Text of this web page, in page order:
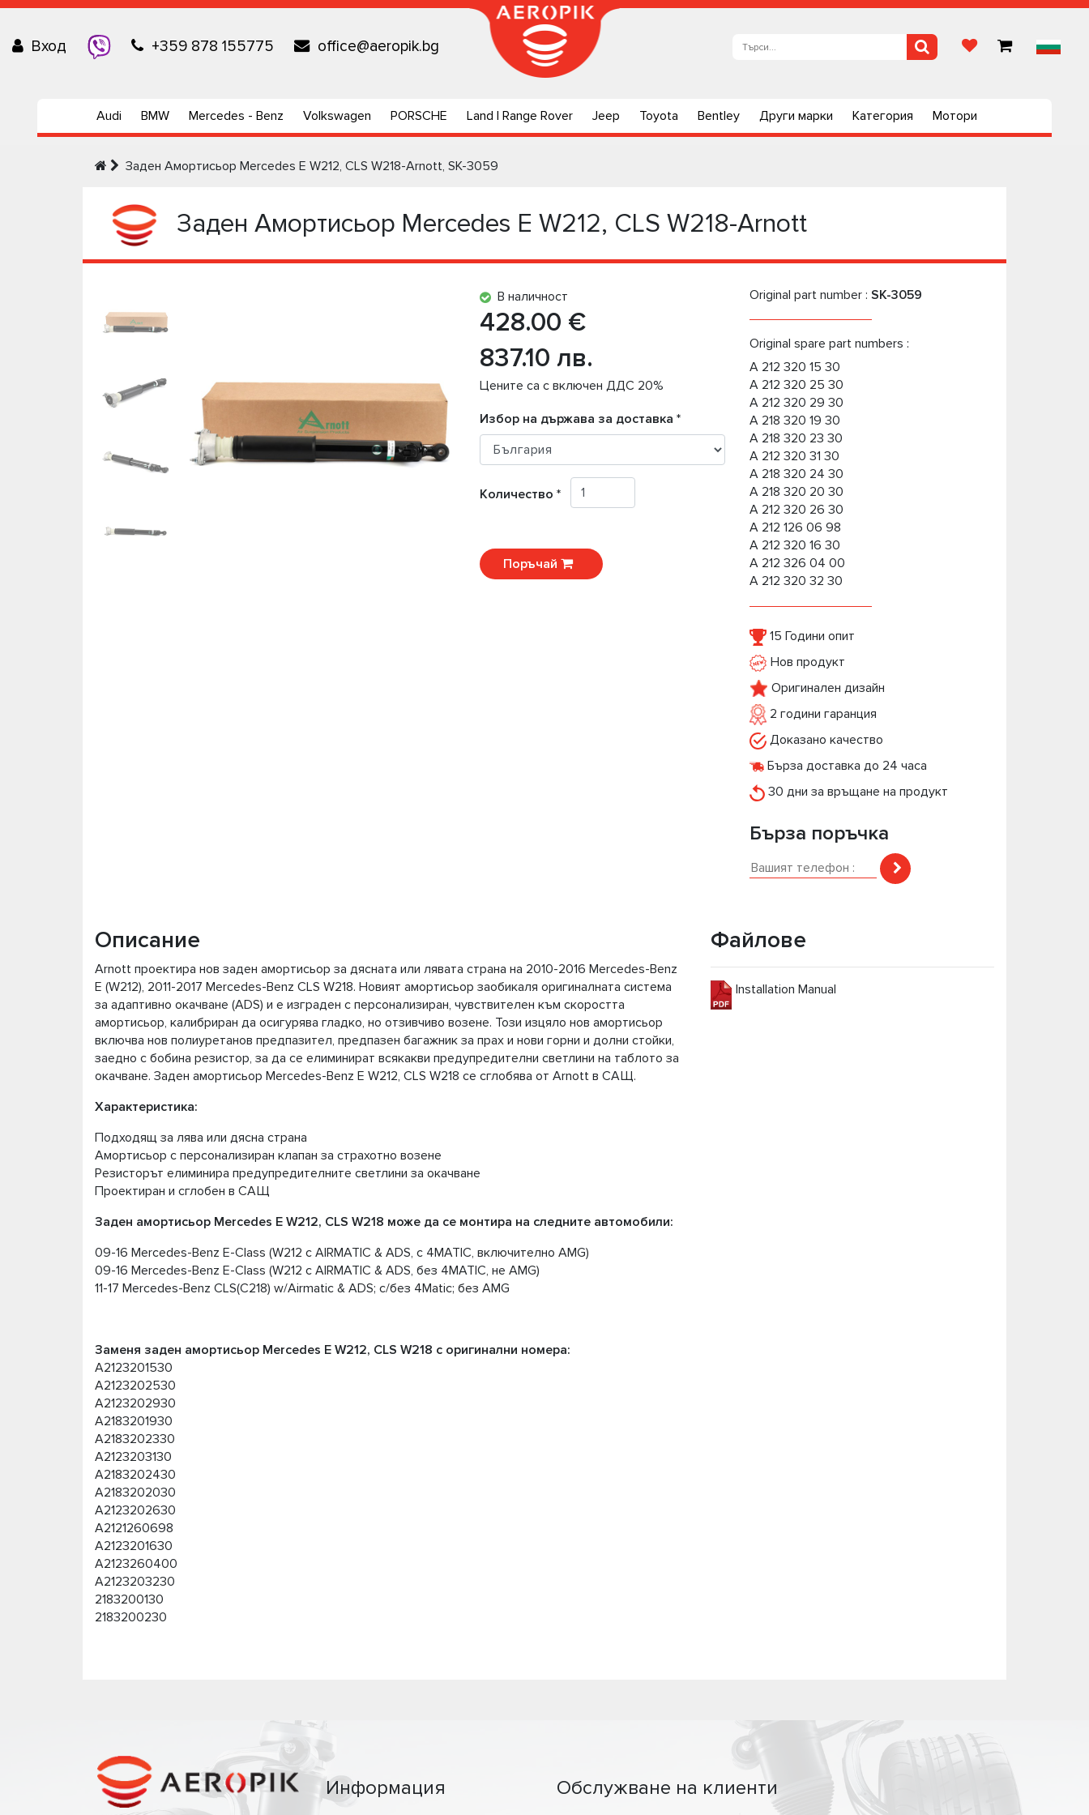
Вход +359 878 155775 office@aeropik.bg
Audi BMW Mercedes - Benz Volkswagen PORSCHE Land | Range Rover Jeep Toyota Bentley Други марки Категория Мотори
Заден Амортисьор Mercedes E W212, CLS W218-Arnott, SK-3059
Заден Амортисьор Mercedes E W212, CLS W218-Arnott
В наличност
428.00 €
837.10 лв.
Цените са с включен ДДС 20%
Избор на държава за доставка *
Количество *
Поръчай
Original part number : SK-3059
Original spare part numbers :
A 212 320 15 30
A 212 320 25 30
A 212 320 29 30
A 218 320 19 30
A 218 320 23 30
A 212 320 31 30
A 218 320 24 30
A 218 320 20 30
A 212 320 26 30
A 212 126 06 98
A 212 320 16 30
A 212 326 04 00
A 212 320 32 30
15 Години опит
Нов продукт
Оригинален дизайн
2 години гаранция
Доказано качество
Бърза доставка до 24 часа
30 дни за връщане на продукт
Бърза поръчка
Описание
Arnott проектира нов заден амортисьор за дясната или лявата страна на 2010-2016 Mercedes-Benz
E (W212), 2011-2017 Mercedes-Benz CLS W218. Новият амортисьор заобикаля оригиналната система
за адаптивно окачване (ADS) и е изграден с персонализиран, чувствителен към скоростта
амортисьор, калибриран да осигурява гладко, но отзивчиво возене. Този изцяло нов амортисьор
включва нов полиуретанов предпазител, предпазен багажник за прах и нови горни и долни стойки,
заедно с бобина резистор, за да се елиминират всякакви предупредителни светлини на таблото за
окачване. Заден амортисьор Mercedes-Benz E W212, CLS W218 се сглобява от Arnott в САЩ.
Характеристика:
Подходящ за лява или дясна страна
Амортисьор с персонализиран клапан за страхотно возене
Резисторът елиминира предупредителните светлини за окачване
Проектиран и сглобен в САЩ
Заден амортисьор Mercedes E W212, CLS W218 може да се монтира на следните автомобили:
09-16 Mercedes-Benz E-Class (W212 с AIRMATIC & ADS, с 4MATIC, включително AMG)
09-16 Mercedes-Benz E-Class (W212 с AIRMATIC & ADS, без 4MATIC, не AMG)
11-17 Mercedes-Benz CLS(C218) w/Airmatic & ADS; с/без 4Matic; без AMG
Заменя заден амортисьор Mercedes E W212, CLS W218 с оригинални номера:
A2123201530
A2123202530
A2123202930
A2183201930
A2183202330
A2123203130
A2183202430
A2183202030
A2123202630
A2121260698
A2123201630
A2123260400
A2123203230
2183200130
2183200230
Файлове
Installation Manual
Информация Обслужване на клиенти